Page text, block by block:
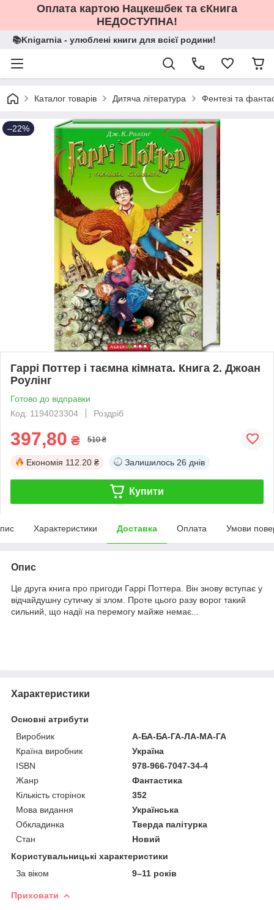
Оплата картою Нацкешбек та єКнига
НЕДОСТУПНА!
📚Knigarnia - улюблені книги для всієї родини!
Каталог товарів Дитяча література Фентезі та
–22%
Гаррі Поттер і таємна кімната. Книга 2. Джоан
Роулінг
Готово до відправки
Код: 1194023304
Роздріб
397,80 ₴ 510 ₴
Економія 112.20 ₴ Залишилось 26 днів
Купити
Характеристики Доставка Оплата Умови
Опис
Це друга книга про пригоди Гаррі Поттера. Він знову вступає у
відчайдушну сутичку зі злом. Проте цього разу ворог такий
сильний, що надії на перемогу майже немає...
Характеристики
Основні атрибути
Виробник
А-БА-БА-ГА-ЛА-МА-ГА
Країна виробник
Україна
ISBN
978-966-7047-34-4
Жанр
Фантастика
Кількість сторінок
352
Мова видання
Українська
Обкладинка
Тверда палітурка
Стан
Новий
Користувальницькі характеристики
За віком
9–11 років
Приховати